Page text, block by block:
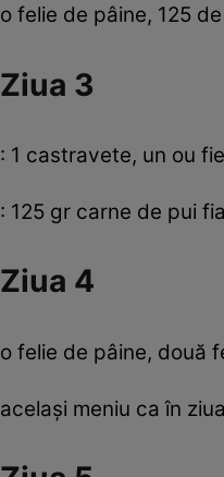
o felie de pâine, 125
Ziua 3
: 1 castravete, un ou
: 125 gr carne de pui
Ziua 4
o felie de pâine, două
acelaşi meniu ca în